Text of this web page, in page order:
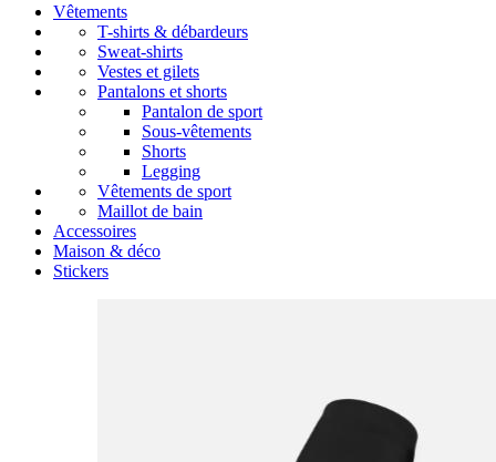
Vêtements
T-shirts & débardeurs
Sweat-shirts
Vestes et gilets
Pantalons et shorts
Pantalon de sport
Sous-vêtements
Shorts
Legging
Vêtements de sport
Maillot de bain
Accessoires
Maison & déco
Stickers